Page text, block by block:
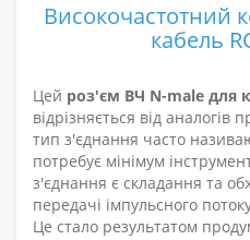
Високочастотний
кабель
Цей роз'єм ВЧ N-male для
відрізняється від
тип з'єднання часто
потребує мінімум
з'єднання є складання та
передачі імпульсного
Це стало результатом